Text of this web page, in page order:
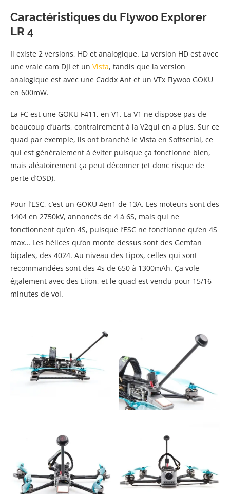
Caractéristiques du Flywoo Explorer
LR 4
Il existe 2 versions, HD et analogique. La version HD est avec
une vraie cam DJI et un Vista, tandis que la version
analogique est avec une Caddx Ant et un VTx Flywoo GOKU
en 600mW.
La FC est une GOKU F411, en V1. La V1 ne dispose pas de
beaucoup d’uarts, contrairement à la V2qui en a plus. Sur ce
quad par exemple, ils ont branché le Vista en Softserial, ce
qui est généralement à éviter puisque ça fonctionne bien,
mais aléatoirement ça peut déconner (et donc risque de
perte d’OSD).
Pour l’ESC, c’est un GOKU 4en1 de 13A. Les moteurs sont des
1404 en 2750kV, annoncés de 4 à 6S, mais qui ne
fonctionnent qu’en 4S, puisque l’ESC ne fonctionne qu’en 4S
max… Les hélices qu’on monte dessus sont des Gemfan
bipales, des 4024. Au niveau des Lipos, celles qui sont
recommandées sont des 4s de 650 à 1300mAh. Ça vole
également avec des Liion, et le quad est vendu pour 15/16
minutes de vol.